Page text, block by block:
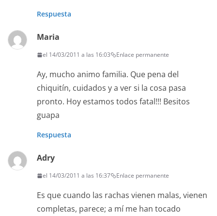
Respuesta
Maria
el 14/03/2011 a las 16:03 Enlace permanente
Ay, mucho animo familia. Que pena del
chiquitín, cuidados y a ver si la cosa pasa
pronto. Hoy estamos todos fatal!!! Besitos
guapa
Respuesta
Adry
el 14/03/2011 a las 16:37 Enlace permanente
Es que cuando las rachas vienen malas, vienen
completas, parece; a mí me han tocado